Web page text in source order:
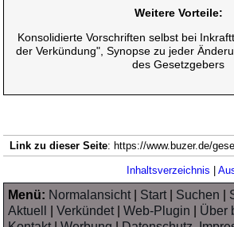
Weitere Vorteile:
Konsolidierte Vorschriften selbst bei
der Verkündung", Synopse zu jeder
des Gesetzgebers
Link zu dieser Seite: https://www.buzer.de/
Inhaltsverzeichnis
Menü: Normalansicht| Start| Suchen
Aktuell
|Verkündet|Web-Plugin Über